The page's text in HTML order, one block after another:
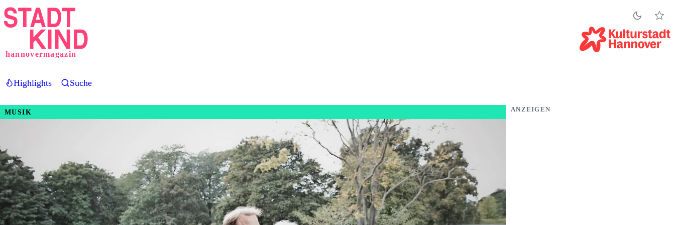
Direkt
zum
hannovermagazin
Highlights Suche
MUSIK ANZEIGEN